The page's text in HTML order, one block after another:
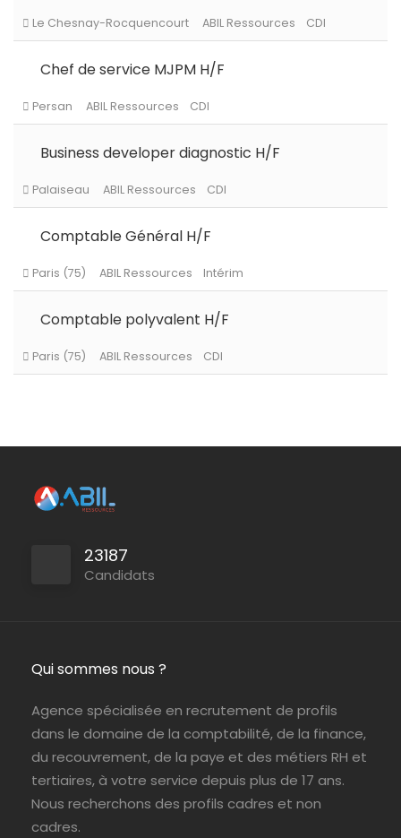
Paris (75) ABIL Ressources
Le Chesnay-Rocquencourt ABIL Ressources
Chef de service MJPM H/F
Persan ABIL Ressources
Business developer diagnostic H/F
Comptable Général H/F
Comptable polyvalent H/F
23187
Candidats
Qui sommes nous ?
Agence spécialisée en recrutement de profils
dans le domaine de la comptabilité, de la finance,
du recouvrement, de la paye et des métiers RH et
tertiaires, à votre service depuis plus de 17 ans.
Nous recherchons des profils cadres et non
cadres.